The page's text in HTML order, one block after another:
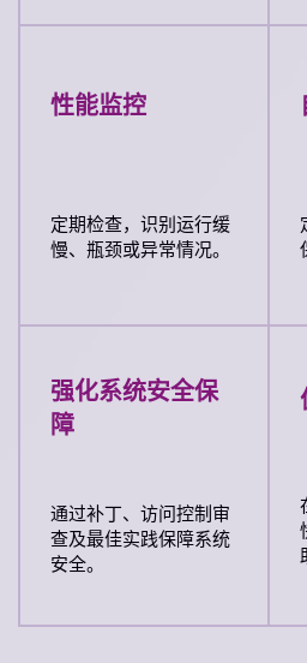
性能监控
定期检查，识别运行缓
慢、瓶颈或异常情况。
强化系统安全保
障
通过补丁、访问控制审
查及最佳实践保障系统
安全。